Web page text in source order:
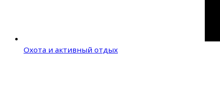
Охота и активный отдых